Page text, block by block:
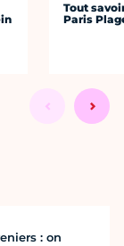
Tout
Paris
: on